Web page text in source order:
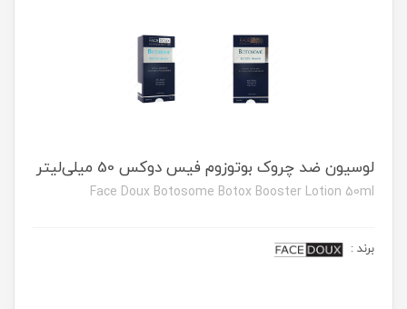
لوسیون ضد چروک بوتوزوم فیس دوکس 50 میلی‌لیتر
Face Doux Botosome Botox Booster Lotion 50ml
برند :